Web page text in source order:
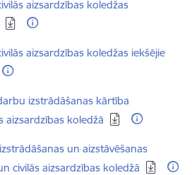
aizsardzības koledžas
aizsardzības koledžas iekšējie
izstrādāšanas kārtība
aizsardzības koledžā
un aizstāvēšanas
civilās aizsardzības koledžā